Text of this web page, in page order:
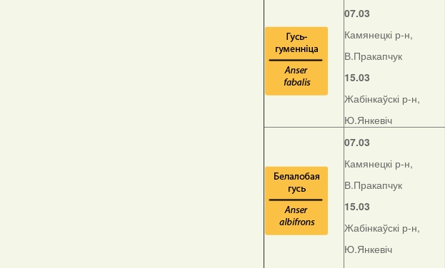
07.03
Камянецкі р-н,
В.Пракапчук
15.03
Жабінкаўскі р-н,
Ю.Янкевіч
07.03
Камянецкі р-н,
В.Пракапчук
15.03
Жабінкаўскі р-н,
Ю.Янкевіч